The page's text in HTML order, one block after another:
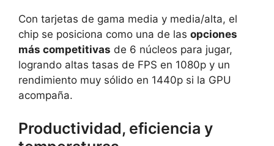
Con tarjetas de gama media y media/alta, el
chip se posiciona como una de las opciones
más competitivas de 6 núcleos para jugar,
logrando altas tasas de FPS en 1080p y un
rendimiento muy sólido en 1440p si la GPU
acompaña.
Productividad, eficiencia y